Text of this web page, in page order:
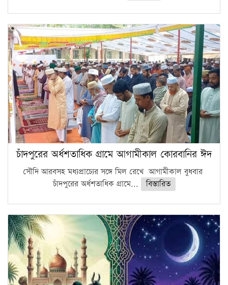
চাঁদপুরের অর্ধশতাধিক গ্রামে আগামীকাল কোরবানির ঈদ
সৌদি আরবসহ মধ্যপ্রাচ্যের সঙ্গে মিল রেখে আগামীকাল বুধবার
চাঁদপুরের অর্ধশতাধিক গ্রামে...
বিস্তারিত